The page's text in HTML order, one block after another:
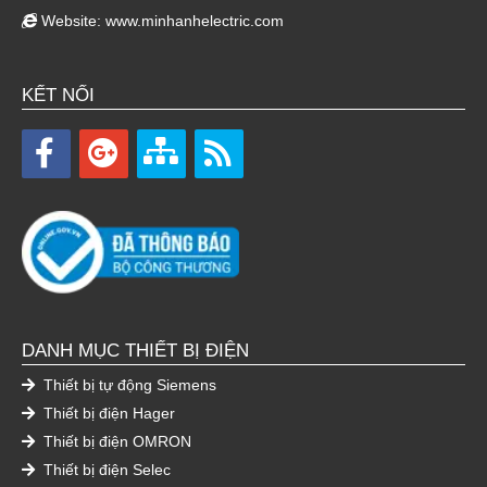
Website: www.minhanhelectric.com
KẾT NỐI
DANH MỤC THIẾT BỊ ĐIỆN
Thiết bị tự động Siemens
Thiết bị điện Hager
Thiết bị điện OMRON
Thiết bị điện Selec